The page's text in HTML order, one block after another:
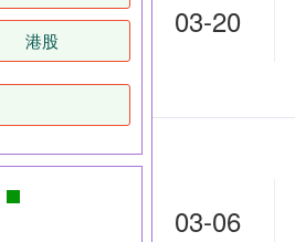
03-20
03-06
港股